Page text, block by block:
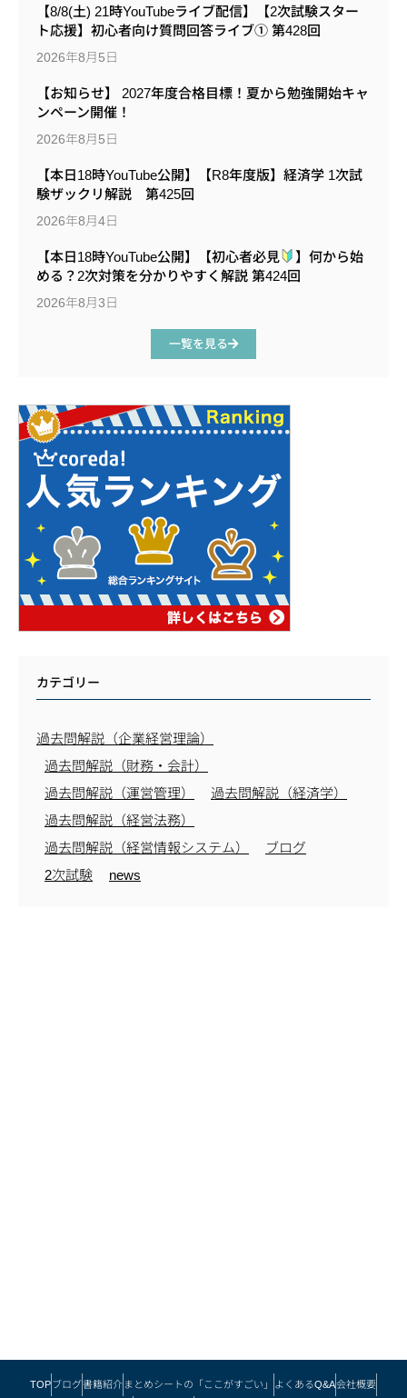
【8/8(土) 21時YouTubeライブ配信】【2次試験スター
ト応援】初心者向け質問回答ライブ① 第428回
2026年8月5日
【お知らせ】 2027年度合格目標！夏から勉強開始キャ
ンペーン開催！
2026年8月5日
【本日18時YouTube公開】【R8年度版】経済学 1次試
験ザックリ解説 第425回
2026年8月4日
【本日18時YouTube公開】【初心者必見
】何から始
める？2次対策を分かりやすく解説 第424回
2026年8月3日
一覧を見る
カテゴリー
過去問解説（企業経営理論）
過去問解説（財務・会計）
過去問解説（運営管理）
過去問解説（経済学）
過去問解説（経営法務）
過去問解説（経営情報システム）
ブログ
2次試験
news
TOPブログ書籍紹介 まとめシートの「ここがすごい」 よくあるQ&A会社概要